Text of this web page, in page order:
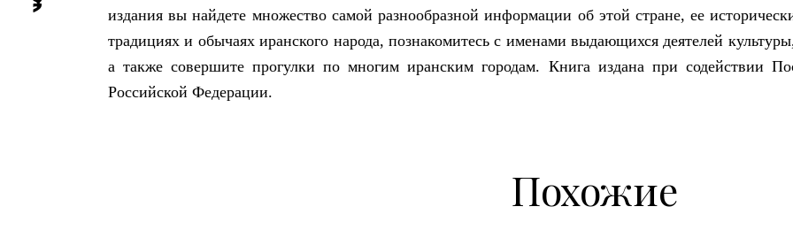
издания вы найдете множество самой разнообразной информации об этой стране, ее
традициях и обычаях иранского народа, познакомитесь с именами выдающихся деятелей
а также совершите прогулки по многим иранским городам. Книга издана при содействии
Российской Федерации.
Похожие